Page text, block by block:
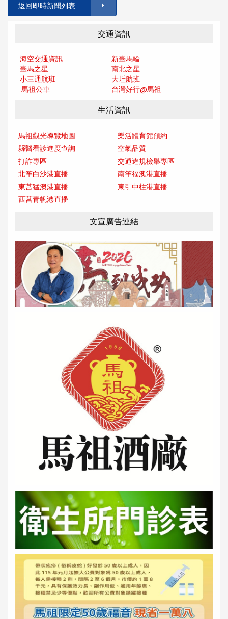
返回即時新聞列表
交通資訊
海空交通資訊
新臺馬輪
臺馬之星
南北之星
小三通航班
大坵航班
馬祖公車
台灣好行@馬祖
生活資訊
馬祖觀光導覽地圖
樂活體育館預約
縣醫看診進度查詢
空氣品質
打詐專區
交通違規檢舉專區
北竿白沙港直播
南竿福澳港直播
東莒猛澳港直播
東引中柱港直播
西莒青帆港直播
文宣廣告連結